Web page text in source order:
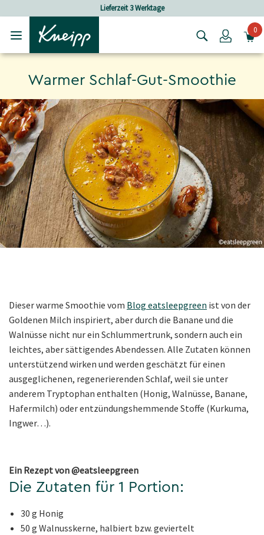
Lieferzeit 3 Werktage
Login0
Warmer Schlaf-Gut-Smoothie
Dieser warme Smoothie vom Blog eatsleepgreen ist von der
Goldenen Milch inspiriert, aber durch die Banane und die
Walnüsse nicht nur ein Schlummertrunk, sondern auch ein
leichtes, aber sättigendes Abendessen. Alle Zutaten können
unterstützend wirken und werden geschätzt für einen
ausgeglichenen, regenerierenden Schlaf, weil sie unter
anderem Tryptophan enthalten (Honig, Walnüsse, Banane,
Hafermilch) oder entzündungshemmende Stoffe (Kurkuma,
Ingwer…).
Ein Rezept von @eatsleepgreen
Die Zutaten für 1 Portion:
30 g Honig
50 g Walnusskerne, halbiert bzw. geviertelt